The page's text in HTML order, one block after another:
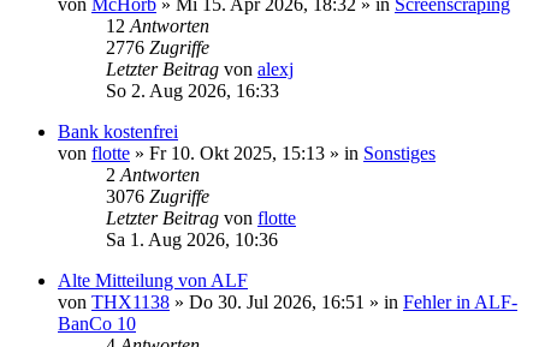
12 Antworten
2776 Zugriffe
Letzter Beitrag von alexj
So 2. Aug 2026, 16:33
Bank kostenfrei
von flotte » Fr 10. Okt 2025, 15:13 » in Sonstiges
2 Antworten
3076 Zugriffe
Letzter Beitrag von flotte
Sa 1. Aug 2026, 10:36
Alte Mitteilung von ALF
von THX1138 » Do 30. Jul 2026, 16:51 » in Fehler in ALF-
BanCo 10